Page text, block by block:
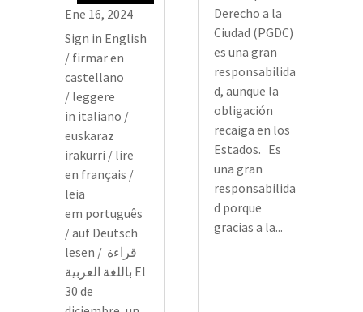
Ene 16, 2024
Sign in English
/ firmar en
castellano
/ leggere
in italiano /
euskaraz
irakurri / lire
en français /
leia
em português
/ auf Deutsch
lesen / قراءة
باللغة العربية El
30 de
Derecho a la
Ciudad (PGDC)
es una gran
responsabilida
d, aunque la
obligación
recaiga en los
Estados. Es
una gran
responsabilida
d porque
gracias a la...